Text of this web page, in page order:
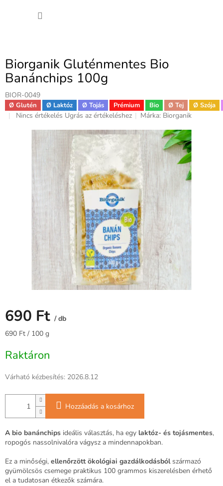
Biorganik Gluténmentes Bio
Banánchips 100g
BIOR-0049
Ø Glutén Ø Laktóz Ø Tojás Prémium Bio Ø Tej Ø Szója
A
csillag.
Nincs értékelés Ugrás az értékeléshez Márka: Biorganik
690 Ft / db
Egységár:
690 Ft / 100 g
Raktáron
Várható kézbesítés: 2026.8.12
Hozzáadás a kosárhoz
A bio banánchips ideális választás, ha egy laktóz- és tojásmentes,
ropogós nassolnivalóra vágysz a mindennapokban.
Ez a minőségi, ellenőrzött ökológiai gazdálkodásbólszármazó
gyümölcsös csemege praktikus 100 grammos kiszerelésben érhető
el a tudatosan étkezők számára.